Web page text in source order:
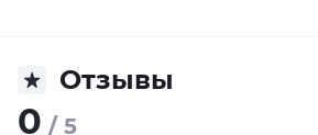
Отзывы
0 / 5